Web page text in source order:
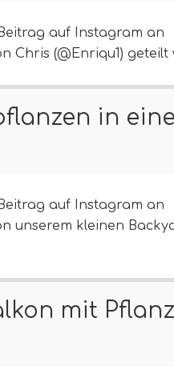
auf Instagram an
Chris (@Enriqu1) geteilt
in
auf Instagram an
unserem kleinen
mit